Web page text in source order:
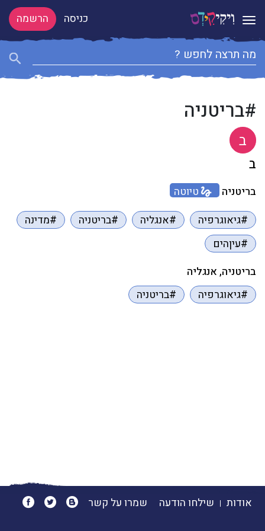
Toggle navigation כניסה הרשמה
#בריטניה
ב
ב
בריטניה
טיוטה
#גיאוגרפיה
#אנגליה #בריטניה
#מדינה
#עיןהים
בריטניה, אנגליה
#גיאוגרפיה
#בריטניה
אודות שילחו הודעה שמרו על קשר